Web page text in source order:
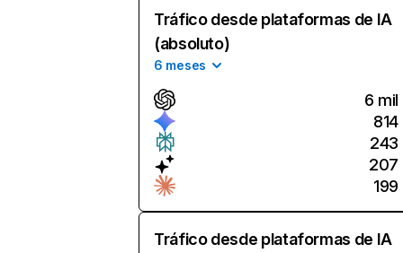
Tráfico desde plataformas de IA
(absoluto)
6 meses
6 mil
814
243
207
199
Tráfico desde plataformas de IA